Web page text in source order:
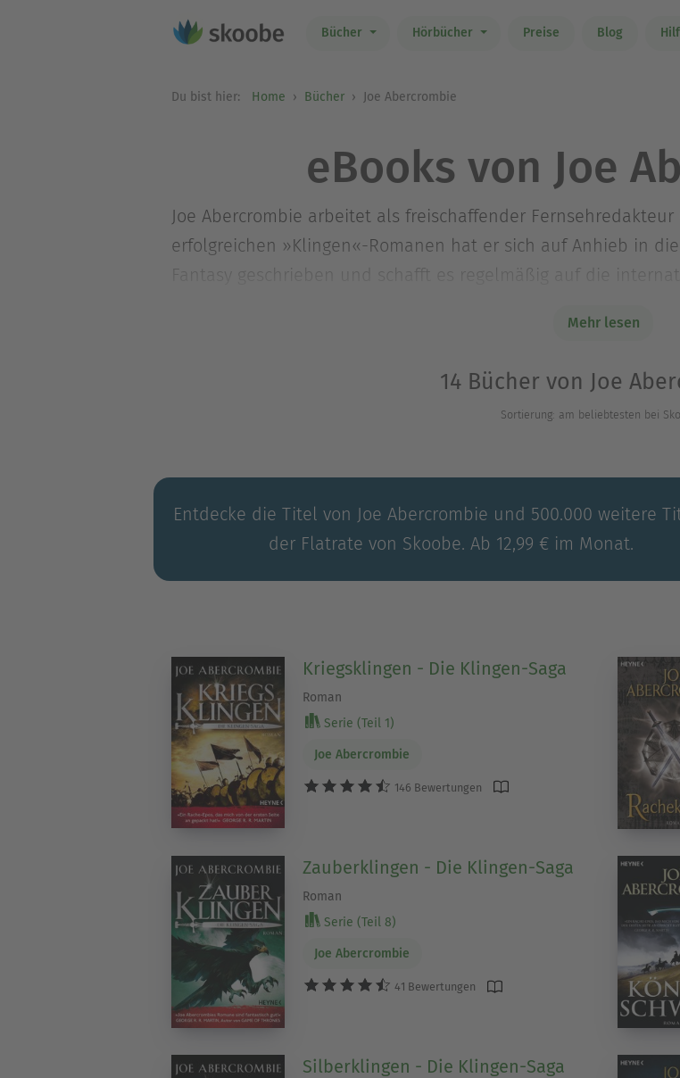
Bücher Hörbücher Preise Blog
Du bist hier: Home Bücher Joe Abercrombie
eBooks von Joe
Joe Abercrombie arbeitet als freischaffender
erfolgreichen »Klingen«-Romanen hat er sich auf Anhieb in
Fantasy geschrieben und schafft es regelmäßig auf die
Mehr lesen
14 Bücher von Joe
Sortierung: am beliebtesten bei
Entdecke die Titel von Joe Abercrombie und 500.000 weitere
der Flatrate von Skoobe. Ab 12,99 € im Monat.
Kriegsklingen - Die Klingen-Saga
Roman
Serie (Teil 1)
Joe Abercrombie
146 Bewertungen
Zauberklingen - Die Klingen-Saga
Roman
Serie (Teil 8)
Joe Abercrombie
41 Bewertungen
Silberklingen - Die Klingen-Saga